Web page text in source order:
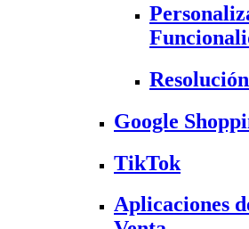
Google
TikTok
Aplicaciones